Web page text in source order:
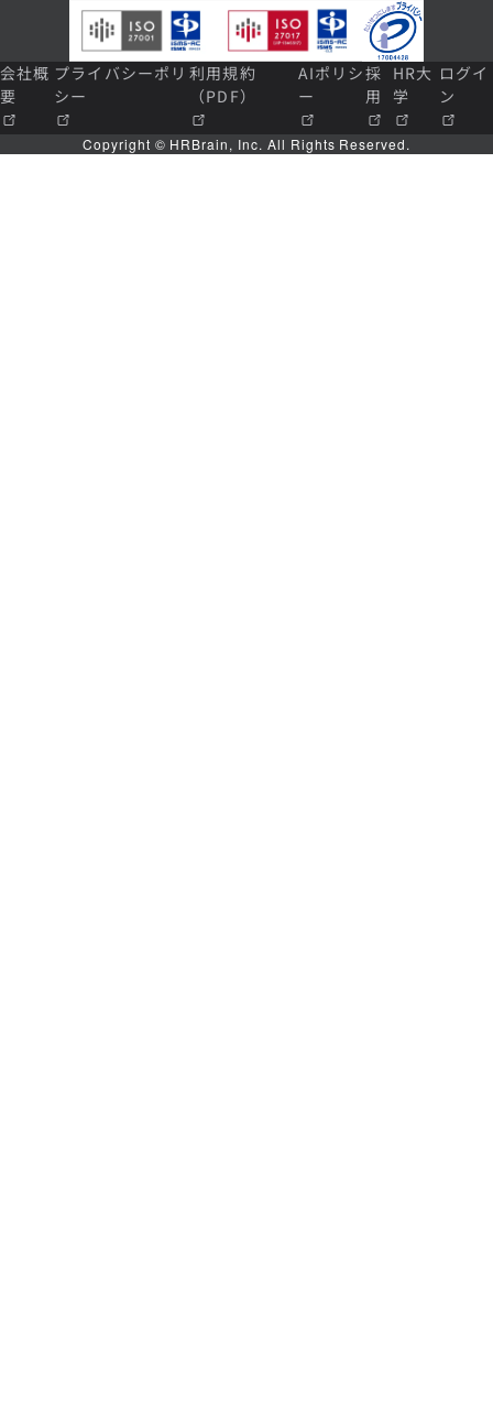
会社概
要
プライバシーポリ
シー
利用規約
（PDF）
AIポリシ
ー
採
用
HR大
学
ログイ
ン
Copyright © HRBrain, Inc. All Rights Reserved.